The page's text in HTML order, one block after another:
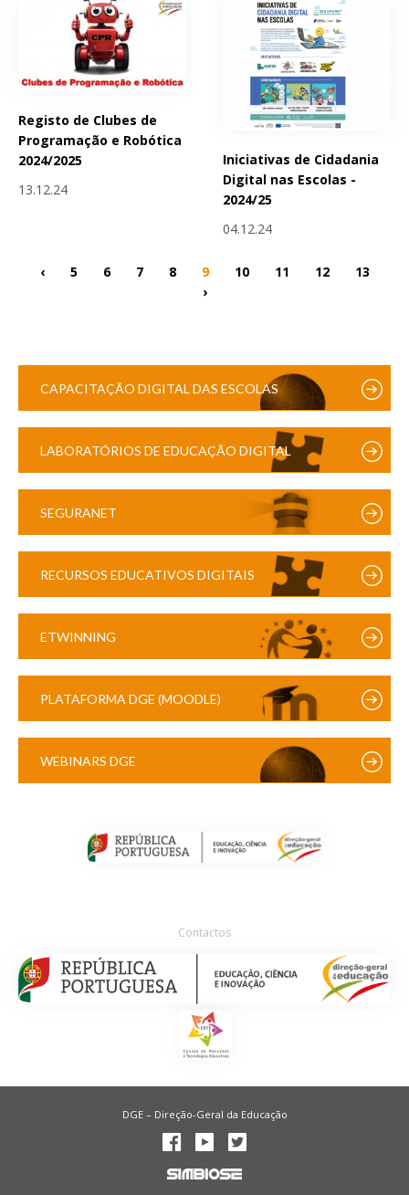
Registo de Clubes de
Programação e Robótica
2024/2025
13.12.24
Iniciativas de Cidadania
Digital nas Escolas -
2024/25
04.12.24
‹ 5 6 7 8 9 10 11 12
13
›
CAPACITAÇÃO DIGITAL DAS ESCOLAS
LABORATÓRIOS DE EDUCAÇÃO DIGITAL
SEGURANET
RECURSOS EDUCATIVOS DIGITAIS
ETWINNING
PLATAFORMA DGE (MOODLE)
WEBINARS DGE
Contactos
DGE – Direção-Geral da Educação